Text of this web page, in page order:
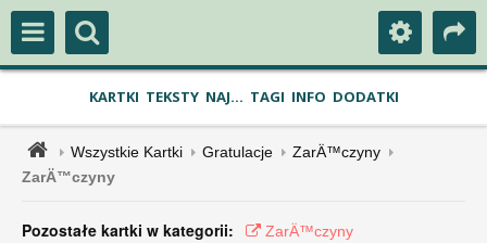
KARTKI TEKSTY NAJ... TAGI INFO DODATKI
Wszystkie Kartki Gratulacje
ZarÄ™czyny
ZarÄ™czyny
Pozostałe kartki w kategorii: ZarÄ™czyny